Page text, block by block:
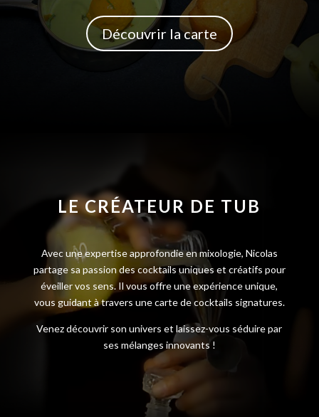
Découvrir la carte
LE CRÉATEUR DE TUB
Avec une expertise approfondie en mixologie, Nicolas
partage sa passion des cocktails uniques et créatifs pour
éveiller vos sens.Il vous offre une expérience unique,
vous guidant à travers une carte de cocktails signatures.
Venez découvrir son univers et laissez-vous séduire par
ses mélanges innovants !